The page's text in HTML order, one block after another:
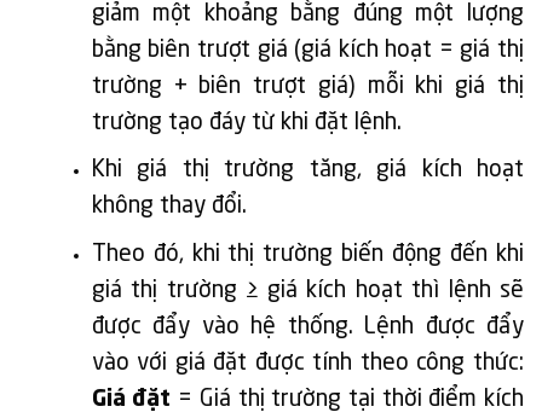
giảm một khoảng bằng đúng một lượng
bằng biên trượt giá (giá kích hoạt = giá thị
trường + biên trượt giá) mỗi khi giá thị
trường tạo đáy từ khi đặt lệnh.
Khi giá thị trường tăng, giá kích hoạt
không thay đổi.
Theo đó, khi thị trường biến động đến khi
giá thị trường ≥ giá kích hoạt thì lệnh sẽ
được đẩy vào hệ thống. Lệnh được đẩy
vào với giá đặt được tính theo công thức:
Giá đặt = Giá thị trường tại thời điểm kích